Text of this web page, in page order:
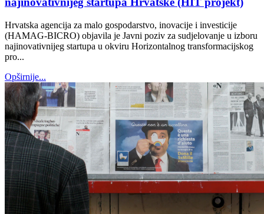
Hrvatska agencija za malo gospodarstvo, inovacije i investicije
(HAMAG-BICRO) objavila je Javni poziv za sudjelovanje u izboru
najinovativnijeg startupa u okviru Horizontalnog transformacijskog
pro...
Opširnije...